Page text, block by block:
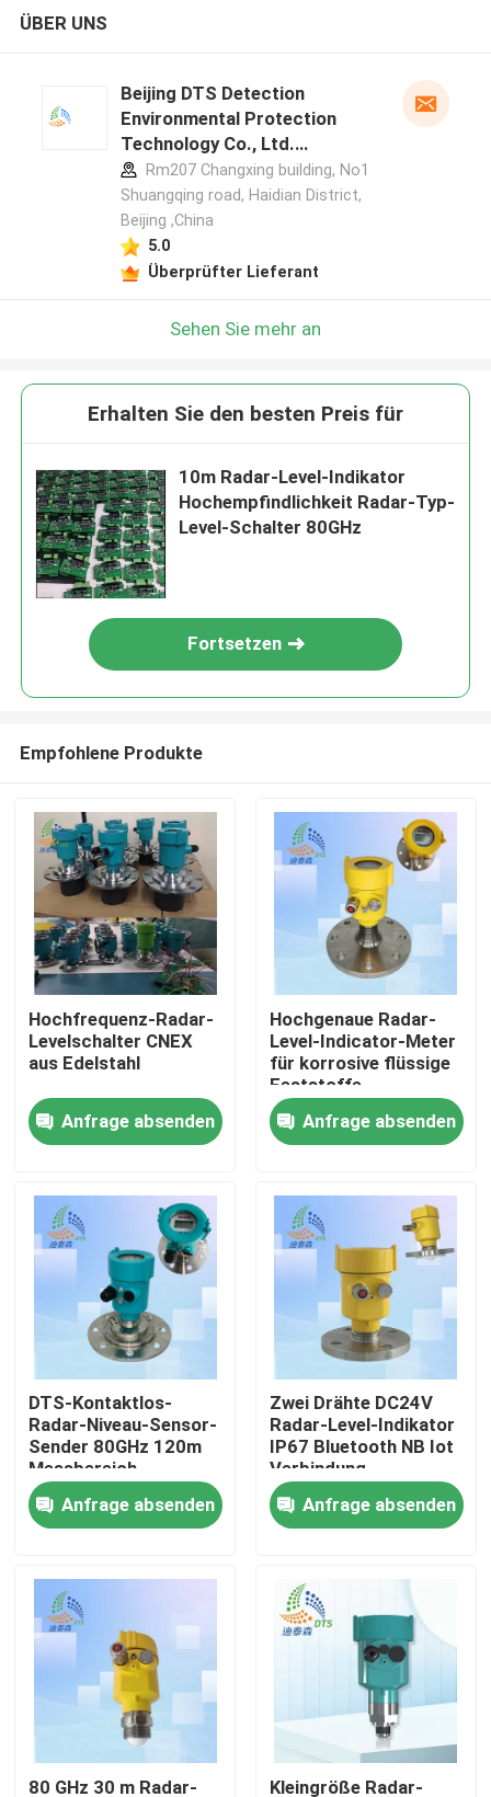
Produkte
Videos
Fabrik Tour
Qualitätskontrolle
Kontakt
Referenzen
Radar-waagerecht ausgerichtetes Meter
Radar-Niveauschalter
ÜBER UNS
Beijing DTS Detection
Environmental Protection
Technology Co., Ltd.
Herstellerprofil
Rm207 Changxing building, No1
Shuangqing road, Haidian District,
Beijing ,China
5.0
Überprüfter Lieferant
Sehen Sie mehr an
Erhalten Sie den besten Preis für
10m Radar-Level-Indikator
Hochempfindlichkeit Radar-Typ-
Level-Schalter 80GHz
Fortsetzen
Empfohlene Produkte
Hochfrequenz-Radar-
Levelschalter CNEX
aus Edelstahl
Anfrage absenden
Hochgenaue Radar-
Level-Indicator-Meter
für korrosive flüssige
Feststoffe
Anfrage absenden
DTS-Kontaktlos-
Radar-Niveau-Sensor-
Sender 80GHz 120m
Messbereich
Anfrage absenden
Zwei Drähte DC24V
Radar-Level-Indikator
IP67 Bluetooth NB Iot
Verbindung
Anfrage absenden
80 GHz 30 m Radar- Kleingröße Radar-